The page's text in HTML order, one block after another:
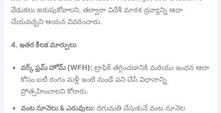
వేడుకలు జరుపుకోవాలని, తద్వారా విదేశీ మారక ద్రవ్యాన్ని ఆదా
చేయవచ్చని ఆయన వివరించారు.
4. ఇతర కీలక మార్పులు
వర్క్ ఫ్రమ్ హోమ్ (WFH): ట్రాఫిక్ తగ్గించడానికి మరియు ఇంధన ఆదా
కోసం ఐటీ రంగం మళ్లీ ఇంటి నుండే పని చేసే విధానాన్ని
ప్రోత్సహించాలని కోరారు.
వంట నూనెలు & ఎరువులు: దిగుమతి చేసుకునే వంట నూనెల